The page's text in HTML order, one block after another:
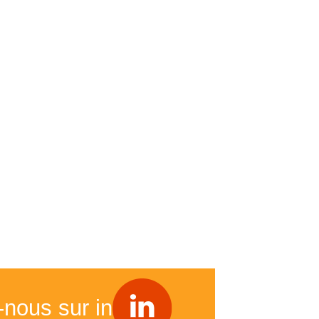
sur in